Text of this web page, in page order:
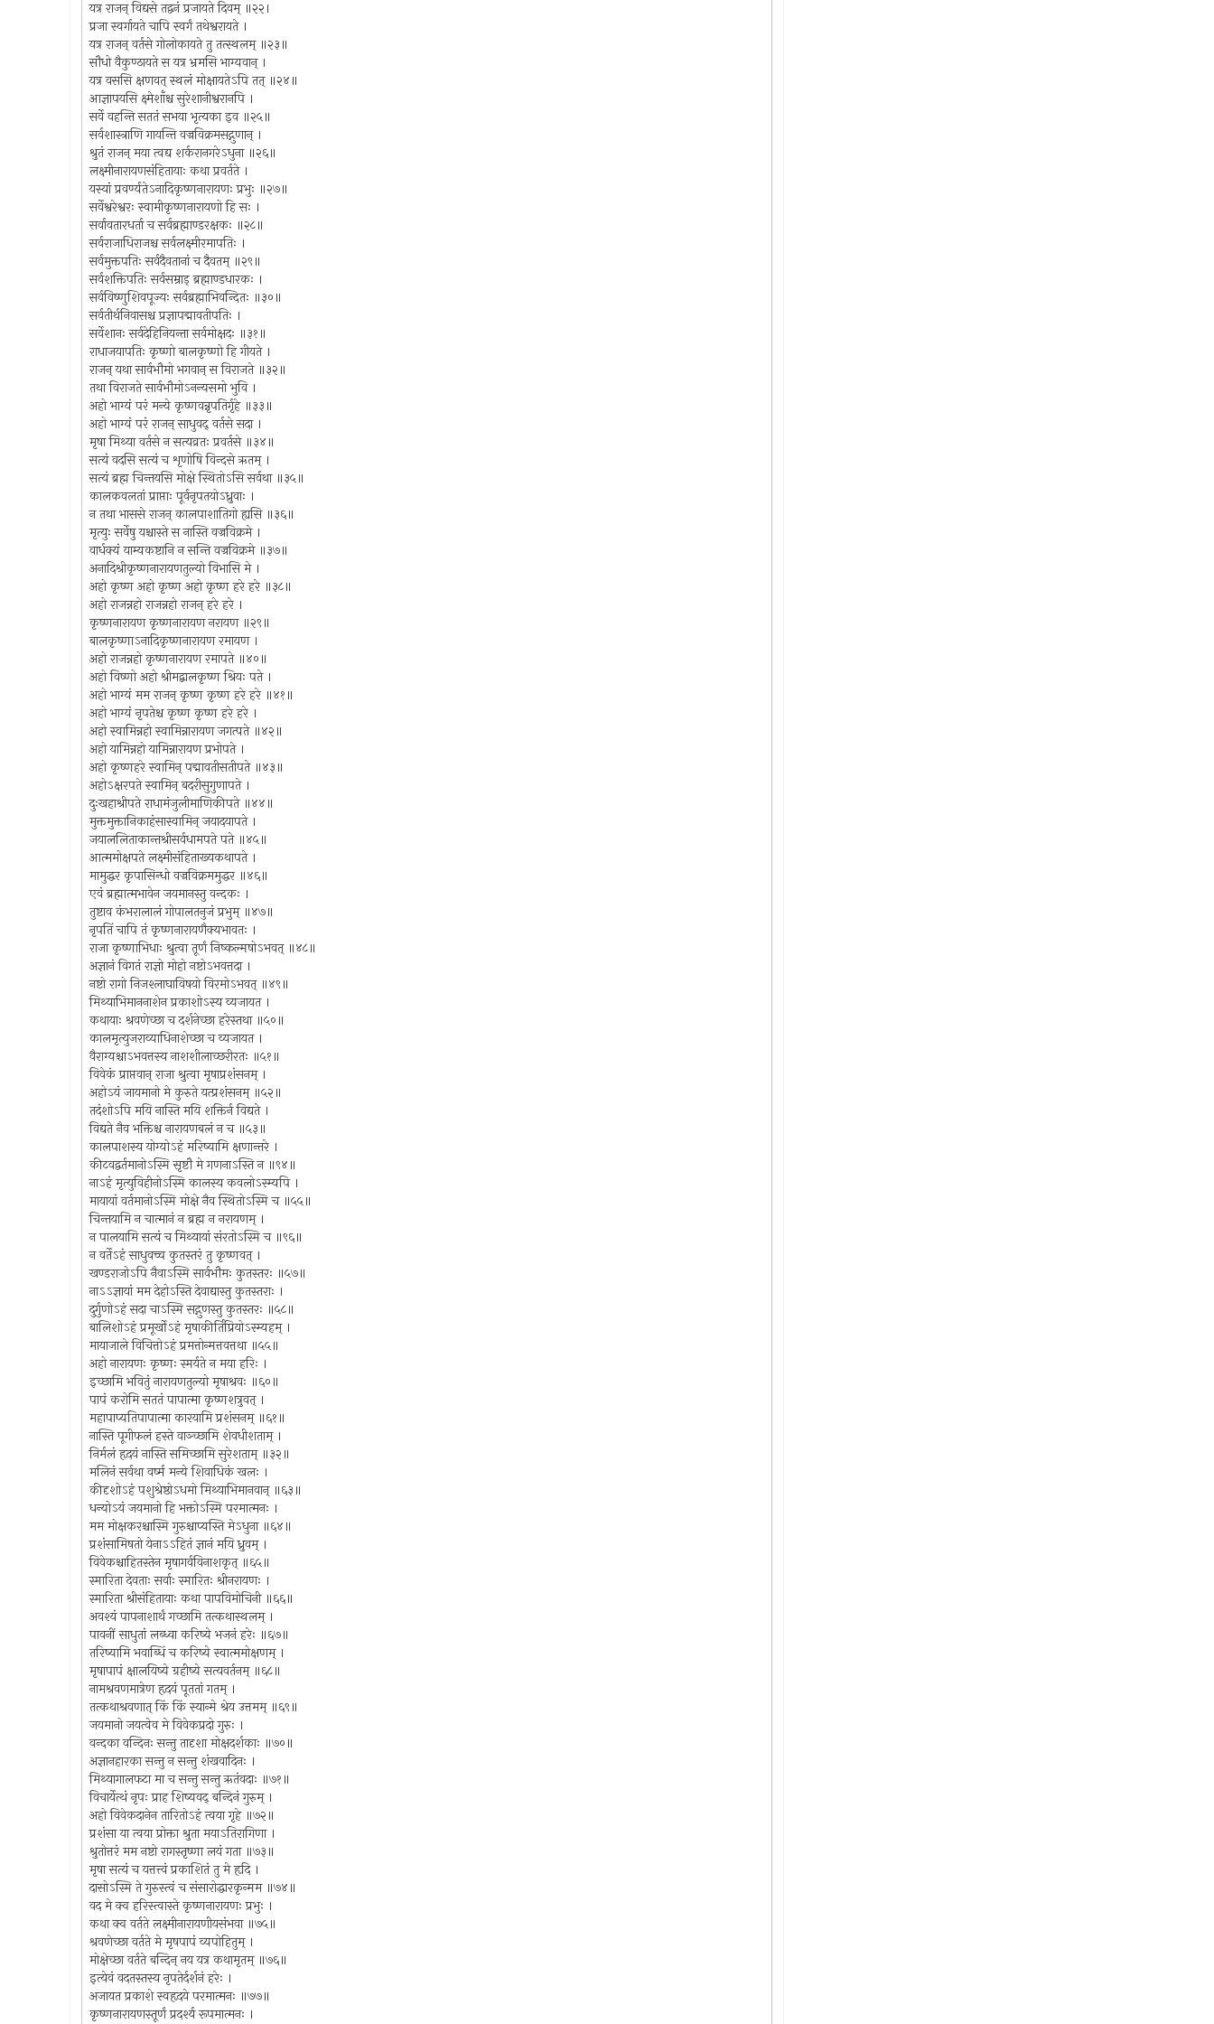
यत्र राजन् विद्यसे तद्वनं प्रजायते दिवम् ॥२२।
प्रजा स्वर्गायते चापि स्वर्गं तथेश्वरायते ।
यत्र राजन् वर्तसे गोलोकायते तु तत्स्थलम् ॥२३॥
सौधो वैकुण्ठायते स यत्र भ्रमसि भाग्यवान् ।
यत्र वससि क्षणवत् स्थलं मोक्षायतेऽपि तत् ॥२४॥
आज्ञापयसि क्ष्मेशाँश्च सुरेशानीश्वरानपि ।
सर्वे वहन्ति सततं सभया भृत्यका इव ॥२५॥
सर्वशास्त्राणि गायन्ति वज्रविक्रमसद्गुणान् ।
श्रुतं राजन् मया त्वद्य शर्करानगरेऽधुना ॥२६॥
लक्ष्मीनारायणसंहितायाः कथा प्रवर्तते ।
यस्यां प्रवर्ण्यतेऽनादिकृष्णनारायणः प्रभुः ॥२७॥
सर्वेश्वरेश्वरः स्वामीकृष्णनारायणो हि सः ।
सर्वावतारधर्ता च सर्वब्रह्माण्डरक्षकः ॥२८॥
सर्वराजाधिराजश्च सर्वलक्ष्मीरमापतिः ।
सर्वमुक्तपतिः सर्वदैवतानां च दैवतम् ॥२९॥
सर्वशक्तिपतिः सर्वसम्राड् ब्रह्माण्डधारकः ।
सर्वविष्णुशिवपूज्यः सर्वब्रह्माभिवन्दितः ॥३०॥
सर्वतीर्थनिवासश्च प्रज्ञापद्मावतीपतिः ।
सर्वेशानः सर्वदेहिनियन्ता सर्वमोक्षदः ॥३१॥
राधाजयापतिः कृष्णो बालकृष्णो हि गीयते ।
राजन् यथा सार्वभौमो भगवान् स विराजते ॥३२॥
तथा विराजते सार्वभौमोऽनन्यसमो भुवि ।
अहो भाग्यं परं मन्ये कृष्णवन्नृपतिर्गृहे ॥३३॥
अहो भाग्यं परं राजन् साधुवद् वर्तसे सदा ।
मृषा मिथ्या वर्तसे न सत्यव्रतः प्रवर्तसे ॥३४॥
सत्यं वदसि सत्यं च शृणोषि विन्दसे ऋतम् ।
सत्यं ब्रह्म चिन्तयसि मोक्षे स्थितोऽसि सर्वथा ॥३५॥
कालकवलतां प्राप्ताः पूर्वनृपतयोऽध्रुवाः ।
न तथा भाससे राजन् कालपाशातिगो ह्यसि ॥३६॥
मृत्युः सर्वेषु यश्चास्ते स नास्ति वज्रविक्रमे ।
वार्धक्यं याम्यकष्टानि न सन्ति वज्रविक्रमे ॥३७॥
अनादिश्रीकृष्णनारायणतुल्यो विभासि मे ।
अहो कृष्ण अहो कृष्ण अहो कृष्ण हरे हरे ॥३८॥
अहो राजन्नहो राजन्नहो राजन् हरे हरे ।
कृष्णनारायण कृष्णनारायण नरायण ॥२९॥
बालकृष्णाऽनादिकृष्णनारायण रमायण ।
अहो राजन्नहो कृष्णनारायण रमापते ॥४०॥
अहो विष्णो अहो श्रीमद्बालकृष्ण श्रियः पते ।
अहो भाग्यं मम राजन् कृष्ण कृष्ण हरे हरे ॥४१॥
अहो भाग्यं नृपतेश्च कृष्ण कृष्ण हरे हरे ।
अहो स्वामिन्नहो स्वामिन्नारायण जगत्पते ॥४२॥
अहो यामिन्नहो यामिन्नारायण प्रभोपते ।
अहो कृष्णहरे स्वामिन् पद्मावतीसतीपते ॥४३॥
अहोऽक्षरपते स्वामिन् बदरीसुगुणापते ।
दुःखहाश्रीपते राधामंजुलीमाणिकीपते ॥४४॥
मुक्तमुक्तानिकाहंसास्वामिन् जयादयापते ।
जयाललिताकान्तश्रीसर्वधामपते पते ॥४५॥
आत्ममोक्षपते लक्ष्मीसंहिताख्यकथापते ।
मामुद्धर कृपासिन्धो वज्रविक्रममुद्धर ॥४६॥
एवं ब्रह्मात्मभावेन जयमानस्तु वन्दकः ।
तुष्टाव कंभरालालं गोपालतनुजं प्रभुम् ॥४७॥
नृपतिं चापि तं कृष्णनारायणैक्यभावतः ।
राजा कृष्णाभिधाः श्रुत्वा तूर्णं निष्कल्मषोऽभवत् ॥४८॥
अज्ञानं विगतं राज्ञो मोहो नष्टोऽभवत्तदा ।
नष्टो रागो निजश्लाघाविषयो विरमोऽभवत् ॥४९॥
मिथ्याभिमाननाशेन प्रकाशोऽस्य व्यजायत ।
कथायाः श्रवणेच्छा च दर्शनेच्छा हरेस्तथा ॥५०॥
कालमृत्युजराव्याधिनाशेच्छा च व्यजायत ।
वैराग्यश्चाऽभवत्तस्य नाशशीलाच्छरीरतः ॥५१॥
विवेकं प्राप्तवान् राजा श्रुत्वा मृषाप्रशंसनम् ।
अहोऽयं जायमानो मे कुरुते यत्प्रशंसनम् ॥५२॥
तदंशोऽपि मयि नास्ति मयि शक्तिर्न विद्यते ।
विद्यते नैव भक्तिश्च नारायणबलं न च ॥५३॥
कालपाशस्य योग्योऽहं मरिष्यामि क्षणान्तरे ।
कीटवद्वर्तमानोऽस्मि सृष्टौ मे गणनाऽस्ति न ॥९४॥
नाऽहं मृत्युविहीनोऽस्मि कालस्य कवलोऽस्म्यपि ।
मायायां वर्तमानोऽस्मि मोक्षे नैव स्थितोऽस्मि च ॥५५॥
चिन्तयामि न चात्मानं न ब्रह्म न नरायणम् ।
न पालयामि सत्यं च मिथ्यायां संरतोऽस्मि च ॥९६॥
न वर्तेऽहं साधुवच्च कुतस्तरं तु कृष्णवत् ।
खण्डराजोऽपि नैवाऽस्मि सार्वभौमः कुतस्तरः ॥५७॥
नाऽऽज्ञायां मम देहोऽस्ति देवाद्यास्तु कुतस्तराः ।
दुर्गुणोऽहं सदा चाऽस्मि सद्गुणस्तु कुतस्तरः ॥५८॥
बालिशोऽहं प्रमूर्खोऽहं मृषाकीर्तिप्रियोऽस्म्यहम् ।
मायाजाले विचित्तोऽहं प्रमत्तोन्मत्तवत्तथा ॥५५॥
अहो नारायणः कृष्णः स्मर्यते न मया हरिः ।
इच्छामि भवितुं नारायणतुल्यो मृषाश्रवः ॥६०॥
पापं करोमि सततं पापात्मा कृष्णशत्रुवत् ।
महापाप्यतिपापात्मा कारयामि प्रशंसनम् ॥६१॥
नास्ति पूगीफलं हस्ते वाञ्च्छामि शेवधीशताम् ।
निर्मलं हृदयं नास्ति समिच्छामि सुरेशताम् ॥३२॥
मलिनं सर्वथा वर्ष्म मन्ये शिवाधिकं खलः ।
कीदृशोऽहं पशुश्रेष्ठोऽधमो मिथ्याभिमानवान् ॥६३॥
धन्योऽयं जयमानो हि भक्तोऽस्मि परमात्मनः ।
मम मोक्षकरश्चास्मि गुरुश्चाप्यस्ति मेऽधुना ॥६४॥
प्रशंसामिषतो येनाऽऽहितं ज्ञानं मयि ध्रुवम् ।
विवेकश्चाहितस्तेन मृषागर्वविनाशकृत् ॥६५॥
स्मारिता देवताः सर्वाः स्मारितः श्रीनरायणः ।
स्मारिता श्रीसंहितायाः कथा पापविमोचिनी ॥६६॥
अवश्यं पापनाशार्थं गच्छामि तत्कथास्थलम् ।
पावनीं साधुतां लब्ध्वा करिष्ये भजनं हरेः ॥६७॥
तरिष्यामि भवाब्धिं च करिष्ये स्वात्ममोक्षणम् ।
मृषापापं क्षालयिष्ये ग्रहीष्ये सत्यवर्तनम् ॥६८॥
नामश्रवणमात्रेण हृदयं पूततां गतम् ।
तत्कथाश्रवणात् किं किं स्यान्मे श्रेय उत्तमम् ॥६९॥
जयमानो जयत्वेव मे विवेकप्रदो गुरुः ।
वन्दका वन्दिनः सन्तु तादृशा मोक्षदर्शकाः ॥७०॥
अज्ञानहारका सन्तु न सन्तु शंखवादिनः ।
मिथ्यागालफटा मा च सन्तु सन्तु ऋतंवदाः ॥७१॥
विचार्येत्थं नृपः प्राह शिष्यवद् बन्दिनं गुरुम् ।
अहो विवेकदानेन तारितोऽहं त्वया गृहे ॥७२॥
प्रशंसा या त्वया प्रोक्ता श्रुता मयाऽतिरागिणा ।
श्रुतोत्तरं मम नष्टो रागस्तृष्णा लयं गता ॥७३॥
मृषा सत्यं च यत्तत्त्वं प्रकाशितं तु मे हृदि ।
दासोऽस्मि ते गुरुस्त्वं च संसारोद्धारकृन्मम ॥७४॥
वद मे क्व हरिस्त्वास्ते कृष्णनारायणः प्रभुः ।
कथा क्व वर्तते लक्ष्मीनारायणीयसंभवा ॥७५॥
श्रवणेच्छा वर्तते मे मृषपापं व्यपोहितुम् ।
मोक्षेच्छा वर्तते बन्दिन् नय यत्र कथामृतम् ॥७६॥
इत्येवं वदतस्तस्य नृपतेर्दर्शनं हरेः ।
अजायत प्रकाशे स्वहृदये परमात्मनः ॥७७॥
कृष्णनारायणस्तूर्णं प्रदर्श्य रूपमात्मनः ।